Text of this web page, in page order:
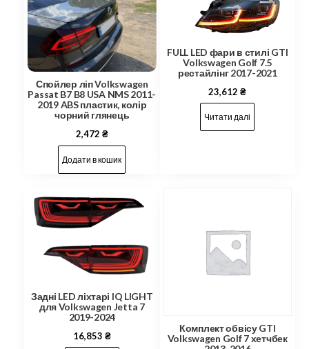
Спойлер ліп Volkswagen
Passat B7 B8 USA NMS 2011-
2019 ABS пластик, колір
чорний глянець
2,472 ₴
Додати в кошик
FULL LED фари в стилі GTI
Volkswagen Golf 7.5
рестайлінг 2017-2021
23,612₴
Читати далі
Задні LED ліхтарі IQ LIGHT
для Volkswagen Jetta 7
2019-2024
16,853 ₴
Комплект обвісу GTI
Volkswagen Golf 7 хетчбек